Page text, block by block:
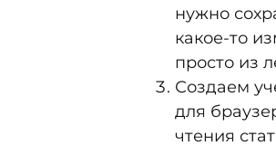
нужно
какое-то
просто из
Создаем
для
чтения